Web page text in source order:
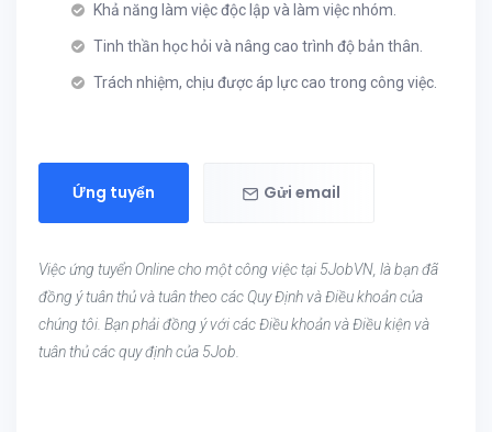
Khả năng làm việc độc lập và làm việc nhóm.
Tinh thần học hỏi và nâng cao trình độ bản thân.
Trách nhiệm, chịu được áp lực cao trong công việc.
Ứng tuyển Gửi email
Việc ứng tuyển Online cho một công việc tại 5JobVN, là bạn đã
đồng ý tuân thủ và tuân theo các Quy Định và Điều khoản của
chúng tôi. Bạn phải đồng ý với các Điều khoản và Điều kiện và
tuân thủ các quy định của 5Job.